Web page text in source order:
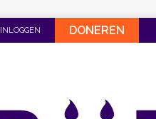
INLOGGEN DONEREN